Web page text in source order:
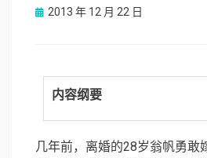
Posted
2013 年 12 月 22 日
内容纲要
几年前，离婚的28岁翁帆勇敢